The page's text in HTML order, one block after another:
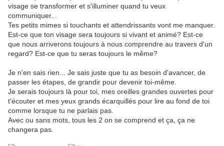
visage se transformer et s'illuminer quand tu veux
communiquer...
Tes petits mimes si touchants et attendrissants vont me manquer.
Est-ce que ton visage sera toujours si vivant et animé? Est-ce
que nous arriverons toujours à nous comprendre au travers d'un
regard? Est-ce que tu seras toujours le même?
Je n'en sais rien... Je sais juste que tu as besoin d'avancer, de
passer les étapes, de grandir pour devenir toi-même.
Je serais toujours là pour toi, mes oreilles grandes ouvertes pour
t'écouter et mes yeux grands écarquillés pour lire au fond de toi
comme lorsque tu ne parlais pas.
Avec ou sans mots, tous les 2 on se comprend et ça, ça ne
changera pas.